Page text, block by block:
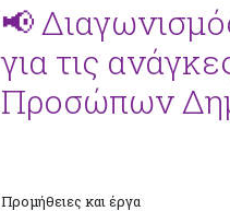
📢
για τις
Προσώπων
Προμήθειες και έργα